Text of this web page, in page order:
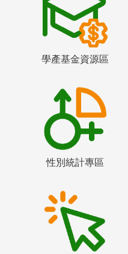
學產基金資源區
性別統計專區